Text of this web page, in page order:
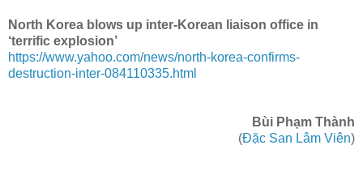
North Korea blows up inter-Korean liaison office in
‘terrific explosion’
https://www.yahoo.com/news/north-korea-confirms-
destruction-inter-084110335.html
Bùi Phạm Thành
(Đặc San Lâm Viên)